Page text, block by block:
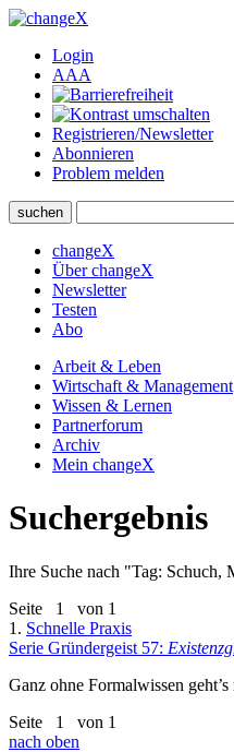
Login
AAA
Registrieren/Newsletter
Abonnieren
Problem melden
suchen
changeX
Über changeX
Newsletter
Testen
Abo
Arbeit & Leben
Wirtschaft & Management
Wissen & Lernen
Partnerforum
Archiv
Mein changeX
Suchergebnis
Ihre Suche nach "Tag: Schuch,
Seite 1
von 1
1. Schnelle Praxis
Serie Gründergeist 57:
Ganz ohne Formalwissen
Seite 1
von 1
nach oben